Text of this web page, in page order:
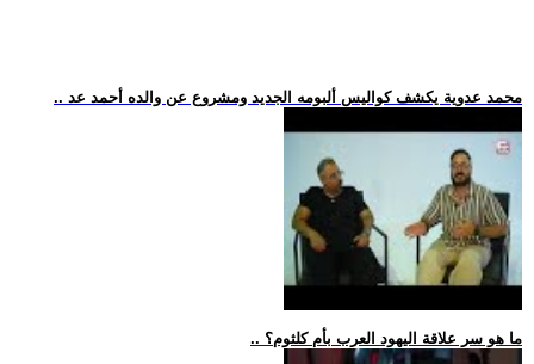
.. محمد عدوية يكشف كواليس ألبومه الجديد ومشروع عن والده أحمد عد
.. ما هو سر علاقة اليهود العرب بأم كلثوم؟